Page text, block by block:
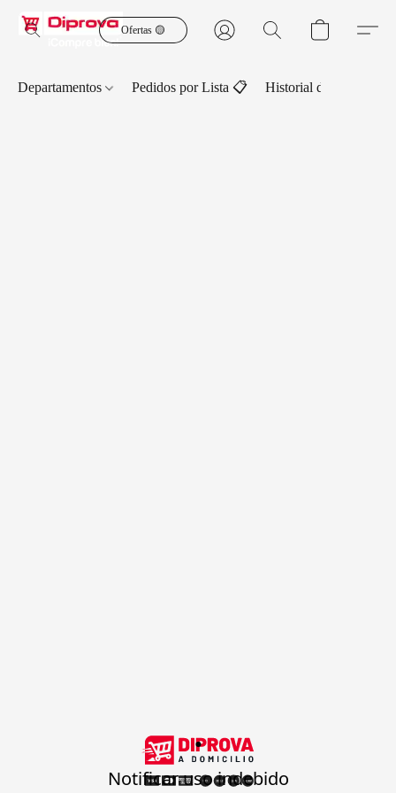
Ofertas 🟡
Departamentos Pedidos por Lista 📋 Historial de Pedidos
.
Notificar uso indebido